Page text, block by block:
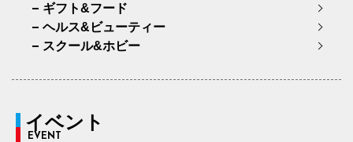
ギフト&フード
ヘルス&ビューティー
スクール&ホビー
イベント
EVENT